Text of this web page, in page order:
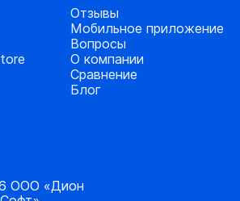
Отзывы
Мобильное приложение
Вопросы
О компании
Сравнение
Блог
ООО «Дион